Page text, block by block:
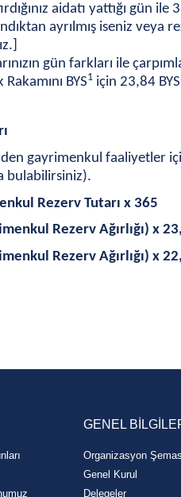
aidatı yattığı gün
ayrılmış iseniz veya
gün farkları ile
BYS1 için 23,84 BYS
gayrimenkul faaliyetler
bulabilirsiniz).
Rezerv Tutarı x 365
Rezerv Ağırlığı) x
Rezerv Ağırlığı) x
GENEL
Organizasyon
Genel Kurul
Delegeler